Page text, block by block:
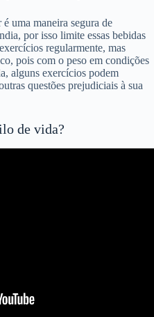
uma maneira segura de
por isso limite essas bebidas
regularmente, mas
pois com o peso em condições
alguns exercícios podem
questões prejudiciais à sua
de vida?